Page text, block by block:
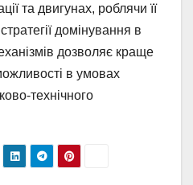
та двигунах, роблячи її
домінування в
дозволяє краще
в умовах
технічного